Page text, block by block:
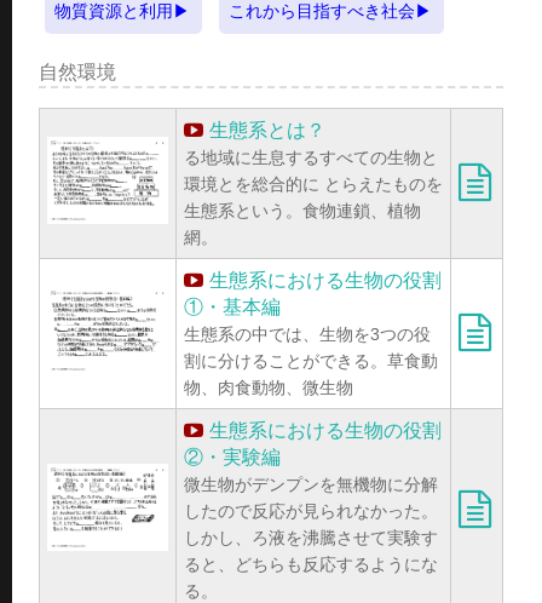
物質資源と利用 これから目指すべき社会
自然環境
生態系とは？
る地域に生息するすべての生物と
環境とを総合的に とらえたものを
生態系という。食物連鎖、植物
網。
生態系における生物の役割
①・基本編
生態系の中では、生物を3つの役
割に分けることができる。草食動
物、肉食動物、微生物
生態系における生物の役割
②・実験編
微生物がデンプンを無機物に分解
したので反応が見られなかった。
しかし、ろ液を沸騰させて実験す
ると、どちらも反応するようにな
る。